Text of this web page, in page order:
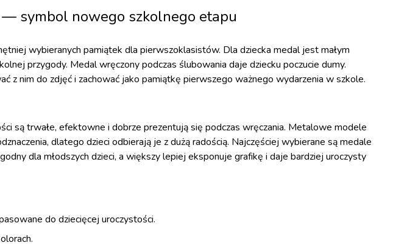
symbol nowego szkolnego etapu
wybieranych pamiątek dla pierwszoklasistów. Dla dziecka medal jest małym
przygody. Medal wręczony podczas ślubowania daje dziecku poczucie dumy.
z nim do zdjęć i zachować jako pamiątkę pierwszego ważnego wydarzenia w szkole.
są trwałe, efektowne i dobrze prezentują się podczas wręczania. Metalowe modele
dlatego dzieci odbierają je z dużą radością. Najczęściej wybierane są medale
dla młodszych dzieci, a większy lepiej eksponuje grafikę i daje bardziej uroczysty
do dziecięcej uroczystości.